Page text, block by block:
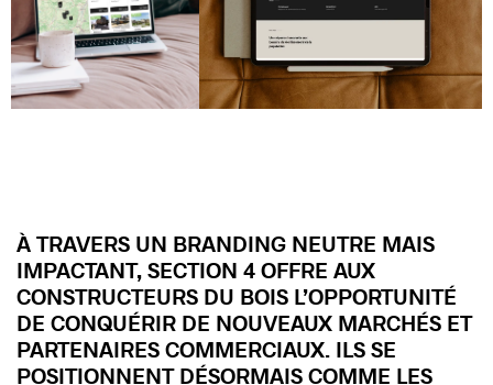
À TRAVERS UN BRANDING NEUTRE MAIS
IMPACTANT, SECTION 4 OFFRE AUX
CONSTRUCTEURS DU BOIS L’OPPORTUNITÉ
DE CONQUÉRIR DE NOUVEAUX MARCHÉS ET
PARTENAIRES COMMERCIAUX. ILS SE
POSITIONNENT DÉSORMAIS COMME LES